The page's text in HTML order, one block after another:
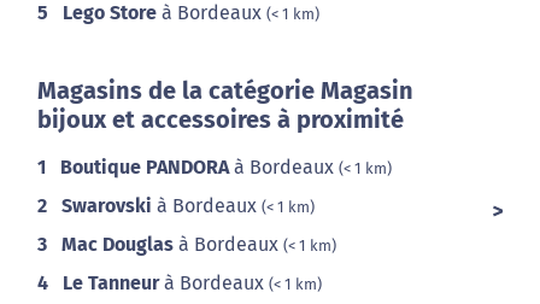
5 Lego Store à Bordeaux (< 1 km)
Magasins de la catégorie Magasin
bijoux et accessoires à proximité
1 Boutique PANDORAà Bordeaux (< 1 km)
2 Swarovski à Bordeaux (< 1 km)
3 Mac Douglas à Bordeaux (< 1 km)
4 Le Tanneurà Bordeaux (< 1 km)